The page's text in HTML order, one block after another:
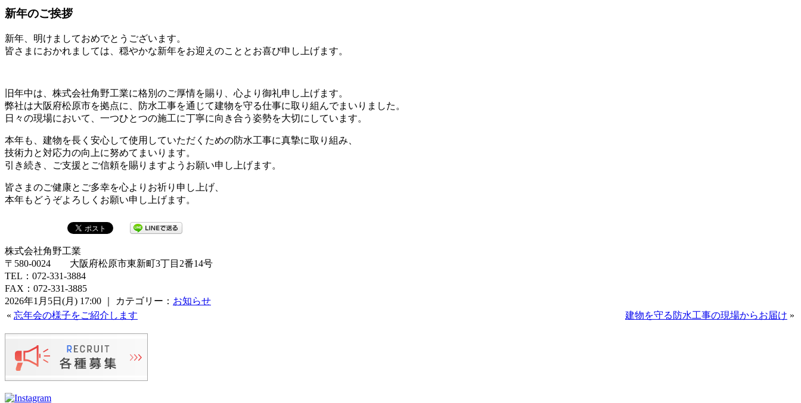
新年のご挨拶
新年、明けましておめでとうございます。
皆さまにおかれましては、穏やかな新年をお迎えのこととお喜び申し上げます。
旧年中は、株式会社角野工業に格別のご厚情を賜り、心より御礼申し上げます。
弊社は大阪府松原市を拠点に、防水工事を通じて建物を守る仕事に取り組んでまいりました。
日々の現場において、一つひとつの施工に丁寧に向き合う姿勢を大切にしています。
本年も、建物を長く安心して使用していただくための防水工事に真摯に取り組み、
技術力と対応力の向上に努めてまいります。
引き続き、ご支援とご信頼を賜りますようお願い申し上げます。
皆さまのご健康とご多幸を心よりお祈り申し上げ、
本年もどうぞよろしくお願い申し上げます。
株式会社角野工業
〒580-0024 大阪府松原市東新町3丁目2番14号
TEL：072-331-3884
FAX：072-331-3885
2026年1月5日(月) 17:00 ｜ カテゴリー： お知らせ
« 忘年会の様子をご紹介します 建物を守る防水工事の現場からお届け »